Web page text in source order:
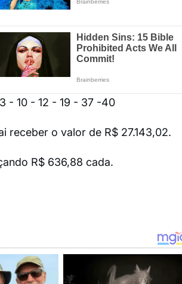
- 10 - 12 - 19 - 37 -40
receber o valor de R$ 27.143,02.
R$ 636,88 cada.